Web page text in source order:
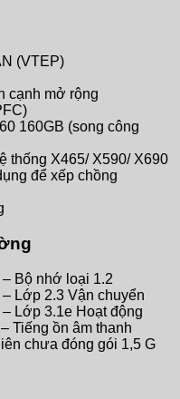
(VTEP)
cạnh mở rộng
160GB (song công
thống X465/ X590/ X690
để xếp chồng
Bộ nhớ loại 1.2
Lớp 2.3 Vận chuyển
Lớp 3.1e Hoạt động
Tiếng ồn âm thanh
chưa đóng gói 1,5 G